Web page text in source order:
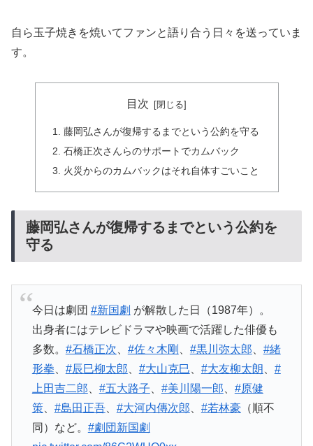
自ら玉子焼きを焼いてファンと語り合う日々を送っていま
す。
目次
藤岡弘さんが復帰するまでという公約を守る
石橋正次さんらのサポートでカムバック
火災からのカムバックはそれ自体すごいこと
藤岡弘さんが復帰するまでという公約を
守る
今日は劇団 #新国劇 が解散した日（1987年）。
出身者にはテレビドラマや映画で活躍した俳優も
多数。 #石橋正次 #佐々木剛 #黒川弥太郎
#緒
形拳
#辰巳柳太郎 #大山克巳 #大友柳太朗
#
上田吉二郎
#五大路子 #美川陽一郎
#原健
策、 #島田正吾、 #大河内傳次郎 #若林豪 （順不
同）など。 #劇団新国劇